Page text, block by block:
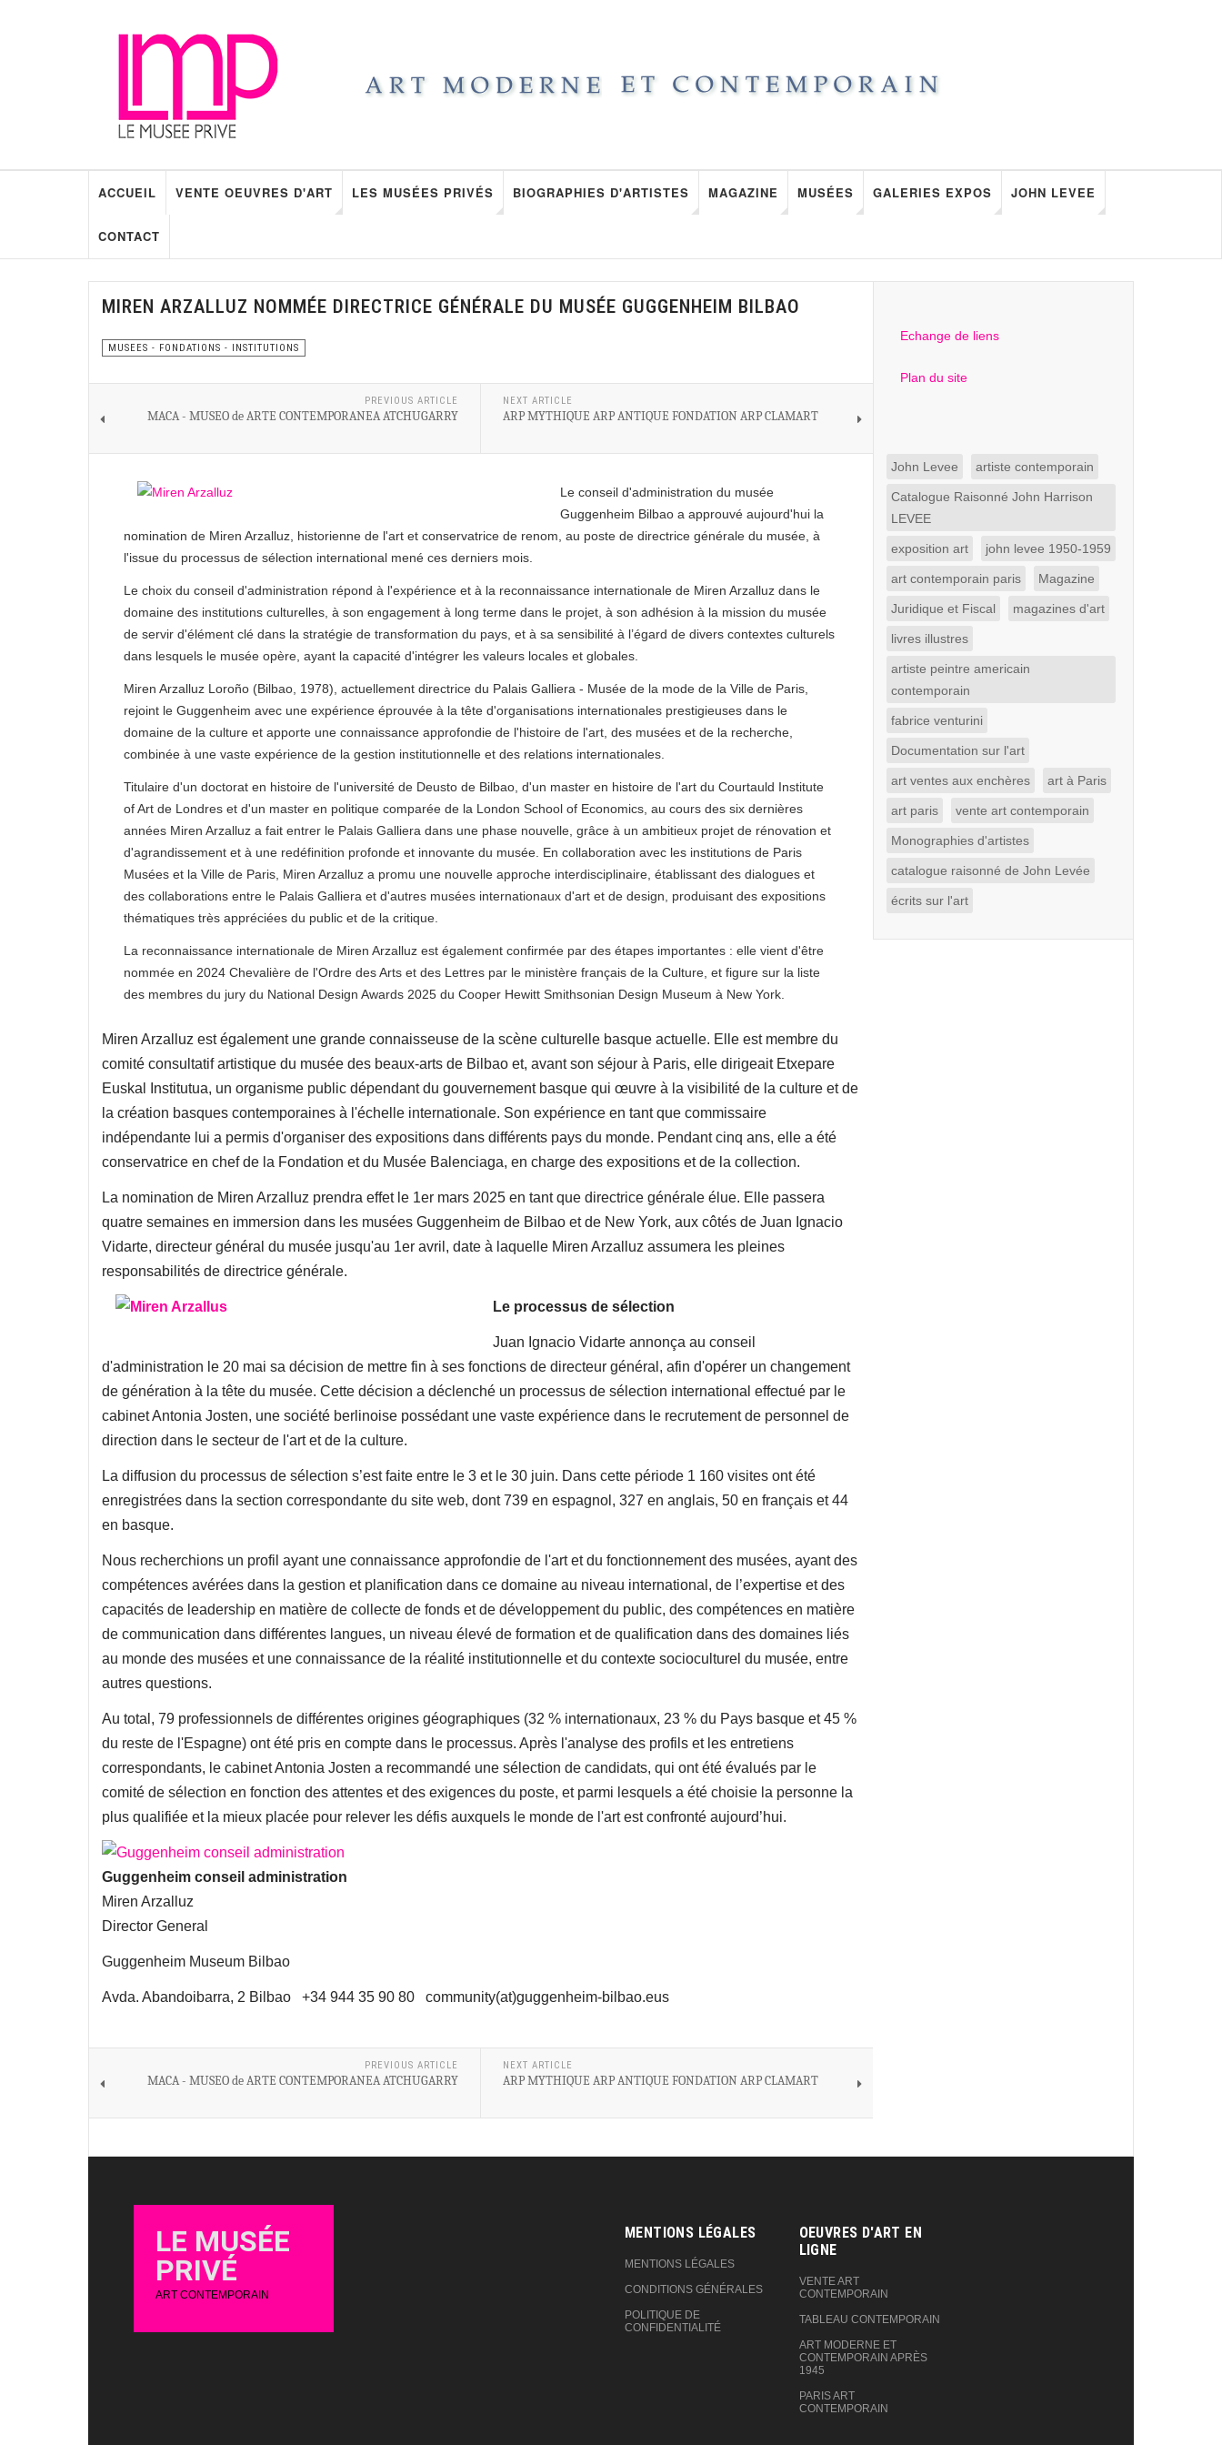
ACCUEIL VENTE OEUVRES D'ART LES MUSÉES PRIVÉS BIOGRAPHIES D'ARTISTES MAGAZINE MUSÉES GALERIES EXPOS JOHN LEVEE
CONTACT
MIREN ARZALLUZ NOMMÉE DIRECTRICE GÉNÉRALE DU MUSÉE GUGGENHEIM BILBAO
MUSEES - FONDATIONS - INSTITUTIONS
PREVIOUS ARTICLE
MACA - MUSEO de ARTE CONTEMPORANEA ATCHUGARRY
NEXT ARTICLE
ARP MYTHIQUE ARP ANTIQUE FONDATION ARP CLAMART
Le conseil d'administration du musée
Guggenheim Bilbao a approuvé aujourd'hui la
nomination de Miren Arzalluz, historienne de l'art et conservatrice de renom, au poste de directrice générale du musée, à
l'issue du processus de sélection international mené ces derniers mois.
Le choix du conseil d'administration répond à l'expérience et à la reconnaissance internationale de Miren Arzalluz dans le
domaine des institutions culturelles, à son engagement à long terme dans le projet, à son adhésion à la mission du musée
de servir d'élément clé dans la stratégie de transformation du pays, et à sa sensibilité à l’égard de divers contextes culturels
dans lesquels le musée opère, ayant la capacité d'intégrer les valeurs locales et globales.
Miren Arzalluz Loroño (Bilbao, 1978), actuellement directrice du Palais Galliera - Musée de la mode de la Ville de Paris,
rejoint le Guggenheim avec une expérience éprouvée à la tête d'organisations internationales prestigieuses dans le
domaine de la culture et apporte une connaissance approfondie de l'histoire de l'art, des musées et de la recherche,
combinée à une vaste expérience de la gestion institutionnelle et des relations internationales.
Titulaire d'un doctorat en histoire de l'université de Deusto de Bilbao, d'un master en histoire de l'art du Courtauld Institute
of Art de Londres et d'un master en politique comparée de la London School of Economics, au cours des six dernières
années Miren Arzalluz a fait entrer le Palais Galliera dans une phase nouvelle, grâce à un ambitieux projet de rénovation et
d'agrandissement et à une redéfinition profonde et innovante du musée. En collaboration avec les institutions de Paris
Musées et la Ville de Paris, Miren Arzalluz a promu une nouvelle approche interdisciplinaire, établissant des dialogues et
des collaborations entre le Palais Galliera et d'autres musées internationaux d'art et de design, produisant des expositions
thématiques très appréciées du public et de la critique.
La reconnaissance internationale de Miren Arzalluz est également confirmée par des étapes importantes : elle vient d'être
nommée en 2024 Chevalière de l'Ordre des Arts et des Lettres par le ministère français de la Culture, et figure sur la liste
des membres du jury du National Design Awards 2025 du Cooper Hewitt Smithsonian Design Museum à New York.
Miren Arzalluz est également une grande connaisseuse de la scène culturelle basque actuelle. Elle est membre du
comité consultatif artistique du musée des beaux-arts de Bilbao et, avant son séjour à Paris, elle dirigeait Etxepare
Euskal Institutua, un organisme public dépendant du gouvernement basque qui œuvre à la visibilité de la culture et de
la création basques contemporaines à l'échelle internationale. Son expérience en tant que commissaire
indépendante lui a permis d'organiser des expositions dans différents pays du monde. Pendant cinq ans, elle a été
conservatrice en chef de la Fondation et du Musée Balenciaga, en charge des expositions et de la collection.
La nomination de Miren Arzalluz prendra effet le 1er mars 2025 en tant que directrice générale élue. Elle passera
quatre semaines en immersion dans les musées Guggenheim de Bilbao et de New York, aux côtés de Juan Ignacio
Vidarte, directeur général du musée jusqu'au 1er avril, date à laquelle Miren Arzalluz assumera les pleines
responsabilités de directrice générale.
Le processus de sélection
Juan Ignacio Vidarte annonça au conseil
d'administration le 20 mai sa décision de mettre fin à ses fonctions de directeur général, afin d'opérer un changement
de génération à la tête du musée. Cette décision a déclenché un processus de sélection international effectué par le
cabinet Antonia Josten, une société berlinoise possédant une vaste expérience dans le recrutement de personnel de
direction dans le secteur de l'art et de la culture.
La diffusion du processus de sélection s’est faite entre le 3 et le 30 juin. Dans cette période 1 160 visites ont été
enregistrées dans la section correspondante du site web, dont 739 en espagnol, 327 en anglais, 50 en français et 44
en basque.
Nous recherchions un profil ayant une connaissance approfondie de l'art et du fonctionnement des musées, ayant des
compétences avérées dans la gestion et planification dans ce domaine au niveau international, de l’expertise et des
capacités de leadership en matière de collecte de fonds et de développement du public, des compétences en matière
de communication dans différentes langues, un niveau élevé de formation et de qualification dans des domaines liés
au monde des musées et une connaissance de la réalité institutionnelle et du contexte socioculturel du musée, entre
autres questions.
Au total, 79 professionnels de différentes origines géographiques (32 % internationaux, 23 % du Pays basque et 45 %
du reste de l'Espagne) ont été pris en compte dans le processus. Après l'analyse des profils et les entretiens
correspondants, le cabinet Antonia Josten a recommandé une sélection de candidats, qui ont été évalués par le
comité de sélection en fonction des attentes et des exigences du poste, et parmi lesquels a été choisie la personne la
plus qualifiée et la mieux placée pour relever les défis auxquels le monde de l'art est confronté aujourd’hui.
Guggenheim conseil administration
Miren Arzalluz
Director General
Guggenheim Museum Bilbao
Avda. Abandoibarra, 2 Bilbao +34 944 35 90 80 community(at)guggenheim-bilbao.eus
PREVIOUS ARTICLE
MACA - MUSEO de ARTE CONTEMPORANEA ATCHUGARRY
NEXT ARTICLE
ARP MYTHIQUE ARP ANTIQUE FONDATION ARP CLAMART
Echange de liens
Plan du site
John Levee artiste contemporain
Catalogue Raisonné John Harrison
LEVEE
exposition art john levee 1950-1959
art contemporain paris Magazine
Juridique et Fiscal magazines d'art
livres illustres
artiste peintre americain
contemporain
fabrice venturini
Documentation sur l'art
art ventes aux enchères art à Paris
art paris vente art contemporain
Monographies d'artistes
catalogue raisonné de John Levée
écrits sur l'art
LE MUSÉE
PRIVÉ
ART CONTEMPORAIN
MENTIONS LÉGALES
MENTIONS LÉGALES
CONDITIONS GÉNÉRALES
POLITIQUE DE
CONFIDENTIALITÉ
OEUVRES D'ART EN
LIGNE‎
VENTE ART
CONTEMPORAIN
TABLEAU CONTEMPORAIN
ART MODERNE ET
CONTEMPORAIN APRÈS
1945
PARIS ART
CONTEMPORAIN